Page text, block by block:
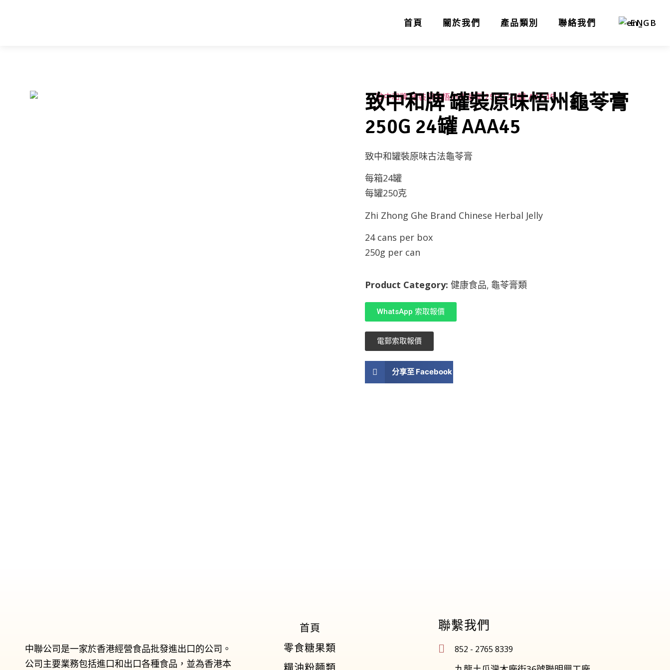
首頁 關於我們 產品類別 聯絡我們 EN
致中和牌 罐裝原味悟州龜苓膏
250G 24罐 AAA45
致中和罐裝原味古法龜苓膏
每箱24罐
每罐250克
Zhi Zhong Ghe Brand Chinese Herbal Jelly
24 cans per box
250g per can
Product Category: 健康食品, 龜苓膏類
WhatsApp 索取報價
電郵索取報價
分享至 Facebook
中聯公司是一家於香港經營食品批發進出口的公司。
公司主要業務包括進口和出口各種食品，並為香港本
首頁
零食糖果類
聯繫我們
852 - 2765 8339